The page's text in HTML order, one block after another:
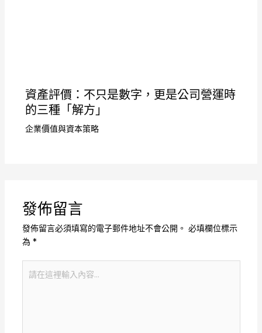
資產評價：不只是數字，更是公司營運時
的三種「解方」
企業價值與資本策略
發佈留言
發佈留言必須填寫的電子郵件地址不會公開。 必填欄位標示
為 *
在